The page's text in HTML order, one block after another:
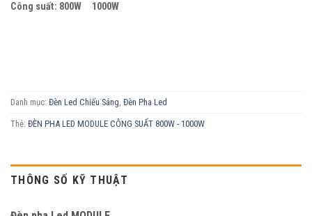
Công suất: 800W 1000W
Danh mục: Đèn Led Chiếu Sáng, Đèn Pha Led
Thẻ: ĐÈN PHA LED MODULE CÔNG SUẤT 800W - 1000W
THÔNG SỐ KỸ THUẬT